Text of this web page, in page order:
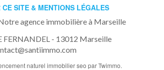
SITE & MENTIONS LÉGALES
agence immobilière à Marseille
FERNANDEL - 13012 Marseille
naturel immobilier seopar Twimmo.